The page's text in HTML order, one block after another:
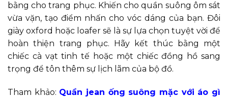
bằng cho trang phục. Khiến cho quần suông ôm sát
vừa vặn, tạo điểm nhấn cho vóc dáng của bạn. Đôi
giày oxford hoặc loafer sẽ là sự lựa chọn tuyệt vời để
hoàn thiện trang phục. Hãy kết thúc bằng một
chiếc cà vạt tinh tế hoặc một chiếc đồng hồ sang
trọng để tôn thêm sự lịch lãm của bộ đồ.
Tham khảo: Quần jean ống suông mặc với áo gì